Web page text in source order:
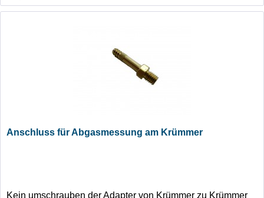
Anschluss für Abgasmessung am Krümmer
Kein umschrauben der Adapter von Krümmer zu Krümmer